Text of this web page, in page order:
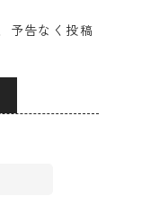
予告なく投稿